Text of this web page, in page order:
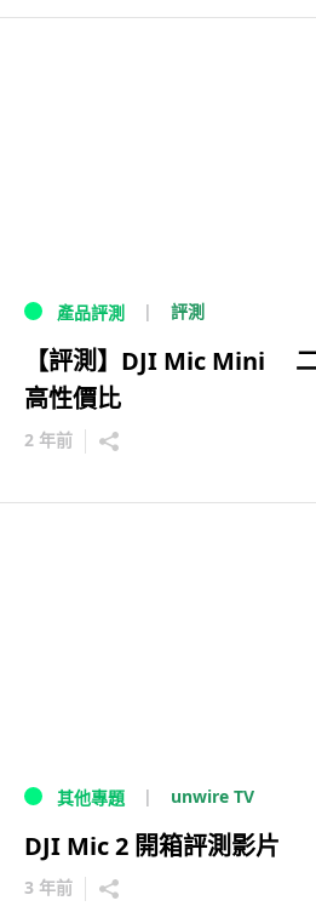
產品評測 評測
【評測】DJI Mic Mini
高性價比
2 年前
其他專題 unwire TV
DJI Mic 2 開箱評測影片
3 年前